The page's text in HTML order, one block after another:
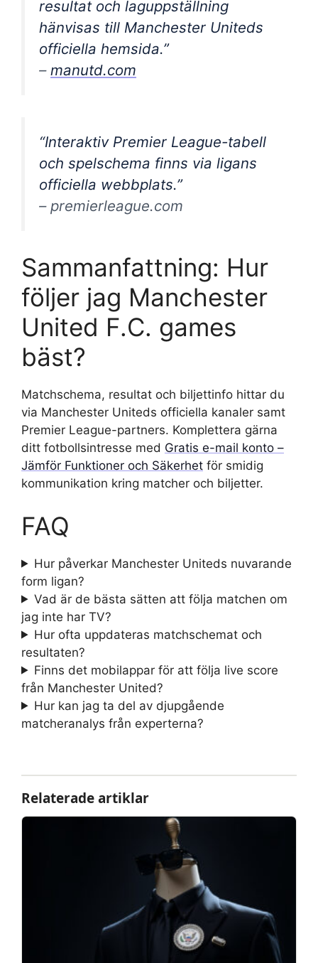
resultat och laguppställning
hänvisas till Manchester Uniteds
officiella hemsida.”
– manutd.com
“Interaktiv Premier League-tabell
och spelschema finns via ligans
officiella webbplats.”
– premierleague.com
Sammanfattning: Hur
följer jag Manchester
United F.C. games
bäst?
Matchschema, resultat och biljettinfo hittar du
via Manchester Uniteds officiella kanaler samt
Premier League-partners. Komplettera gärna
ditt fotbollsintresse med Gratis e-mail konto –
Jämför Funktioner och Säkerhet för smidig
kommunikation kring matcher och biljetter.
FAQ
Hur påverkar Manchester Uniteds nuvarande
form ligan?
Vad är de bästa sätten att följa matchen om
jag inte har TV?
Hur ofta uppdateras matchschemat och
resultaten?
Finns det mobilappar för att följa live score
från Manchester United?
Hur kan jag ta del av djupgående
matcheranalys från experterna?
Relaterade artiklar